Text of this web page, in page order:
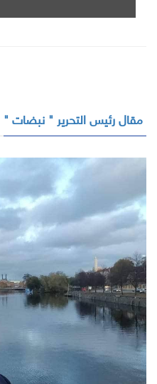
مقال رئيس التحرير " نبضات "